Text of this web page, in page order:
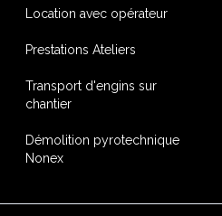
Location avec opérateur
Prestations Ateliers
Transport d'engins sur
chantier
Démolition pyrotechnique
Nonex